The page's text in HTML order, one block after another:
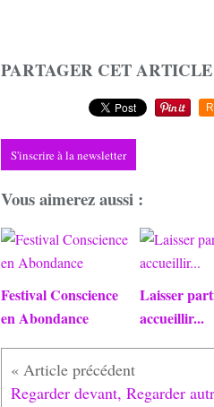
PARTAGER CET ARTICLE
S'inscrire à la newsletter
Vous aimerez aussi :
Festival Conscience
en Abondance
Laisser
accueillir...